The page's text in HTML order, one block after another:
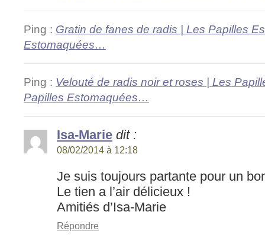
Ping : Gratin de fanes de radis | Les Papilles
Estomaquées…
Ping : Velouté de radis noir et roses | Les
Papilles Estomaquées…
Isa-Marie dit :
08/02/2014 à 12:18
Je suis toujours partante pour un
Le tien a l’air délicieux !
Amitiés d’Isa-Marie
Répondre